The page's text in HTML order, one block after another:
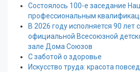
Состоялось 100-е заседание
профессиональным
В 2026 году исполняется 90
официальной Всесоюзной
зале Дома Союзов
С заботой о здоровье
Искусство труда: красота